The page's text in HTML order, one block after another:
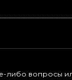
либо вопросы